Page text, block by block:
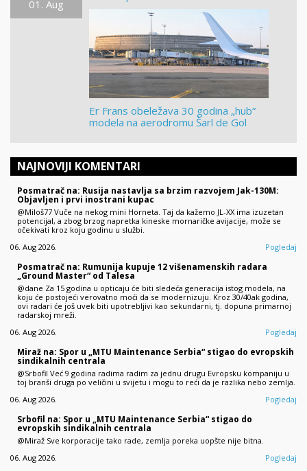
01. Aug
Er Frans obeležava 30 godina „hub“
modela na aerodromu Šarl de Gol
NAJNOVIJI KOMENTARI
Posmatrač na: Rusija nastavlja sa brzim razvojem Jak-130M:
Objavljen i prvi inostrani kupac
@Miloš77 Vuče na nekog mini Horneta. Taj da kažemo JL-XX ima izuzetan
potencijal, a zbog brzog napretka kineske mornaričke avijacije, može se
očekivati kroz koju godinu u službi.
06. Aug 2026.
Pogledaj
Posmatrač na: Rumunija kupuje 12 višenamenskih radara
„Ground Master“ od Talesa
@dane Za 15 godina u opticaju će biti sledeća generacija istog modela, na
koju će postojeći verovatno moći da se modernizuju. Kroz 30/40ak godina,
ovi radari će još uvek biti upotrebljivi kao sekundarni, tj. dopuna primarnoj
radarskoj mreži.
06. Aug 2026.
Pogledaj
Miraž na: Spor u „MTU Maintenance Serbia“ stigao do evropskih
sindikalnih centrala
@Srbofil Već 9 godina radima radim za jednu drugu Evropsku kompaniju u
toj branši druga po veličini u svijetu i mogu to reći da je razlika nebo zemlja.
06. Aug 2026.
Pogledaj
Srbofil na: Spor u „MTU Maintenance Serbia“ stigao do
evropskih sindikalnih centrala
@Miraž Sve korporacije tako rade, zemlja poreka uopšte nije bitna.
06. Aug 2026.
Pogledaj